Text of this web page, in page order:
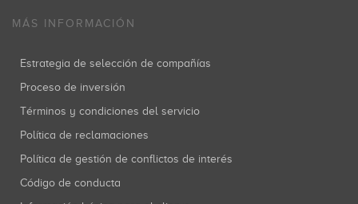
MÁS INFORMACIÓN
Estrategia de selección de compañías
Proceso de inversión
Términos y condiciones del servicio
Política de reclamaciones
Política de gestión de conflictos de interés
Código de conducta